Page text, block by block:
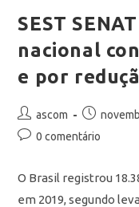
SEST
nacional
e por
ascom
0 comentário
O Brasil registrou
em 2019, segundo